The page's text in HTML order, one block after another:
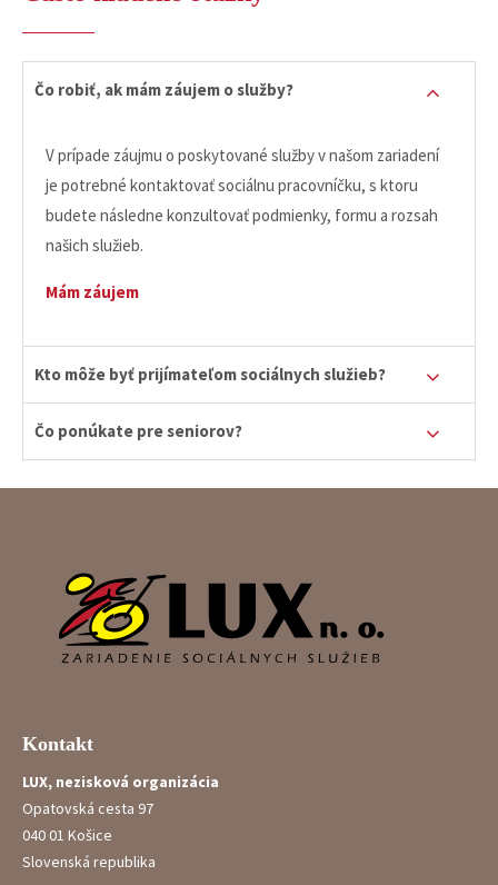
Čo robiť, ak mám záujem o služby?
V prípade záujmu o poskytované služby v našom zariadení
je potrebné kontaktovať sociálnu pracovníčku, s ktoru
budete následne konzultovať podmienky, formu a rozsah
našich služieb.
Mám záujem
Kto môže byť prijímateľom sociálnych služieb?
Čo ponúkate pre seniorov?
Kontakt
LUX, nezisková organizácia
Opatovská cesta 97
040 01 Košice
Slovenská republika